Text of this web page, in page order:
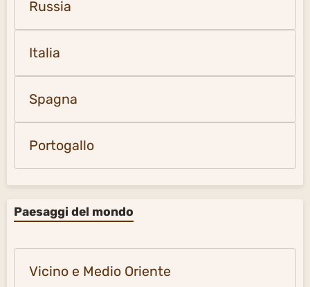
Russia
Italia
Spagna
Portogallo
Paesaggi del mondo
Vicino e Medio Oriente